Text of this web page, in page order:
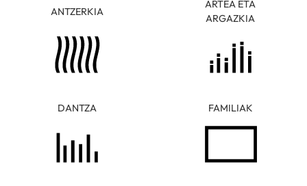
ANTZERKIA
ARTEA ETA
ARGAZKIA
DANTZA FAMILIAK